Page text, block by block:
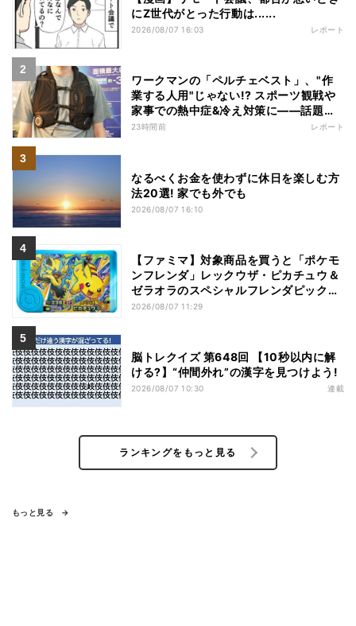
にZ世代がとった行動は......
2026/08/07 16:03 レポート
ワークマンの「ペルチェベスト」、"作
業する人用"じゃない!? スポーツ観戦や
家事での熱中症&冷え対策に――話題の
商品を徹底検証
23時間前 レポート
なるべくお金を使わずに休日を楽しむ方
法20選! 家でも外でも
2026/08/07 16:10
【ファミマ】対象商品を買うと「ポケモ
ンフレンダ」レックウザ・ピカチュウ＆
ゼラオラのスペシャルフレンダピックが
もらえるキャンペーン
2026/08/07 11:29
脳トレクイズ 第648回 【10秒以内に解
ける?】“仲間外れ”の漢字を見つけよう!
2026/08/07 10:30 連載
ランキングをもっと見る
もっと見る